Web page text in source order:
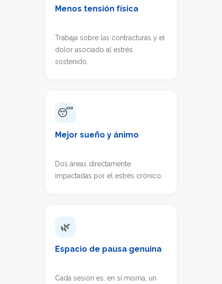
Menos tensión física
Trabaja sobre las contracturas y el
dolor asociado al estrés
sostenido.
😴
Mejor sueño y ánimo
Dos áreas directamente
impactadas por el estrés crónico.
🌿
Espacio de pausa genuina
Cada sesión es, en sí misma, un